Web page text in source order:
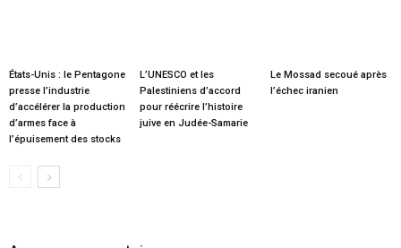
États-Unis : le Pentagone
presse l’industrie
d’accélérer la production
d’armes face à
l’épuisement des stocks
L’UNESCO et les
Palestiniens d’accord
pour réécrire l’histoire
juive en Judée-Samarie
Le Mossad secoué après
l’échec iranien